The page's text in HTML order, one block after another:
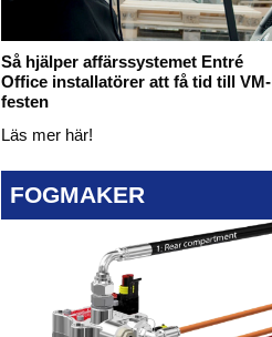
Så hjälper affärssystemet Entré
Office installatörer att få tid till VM-
festen
Läs mer här!
FOGMAKER